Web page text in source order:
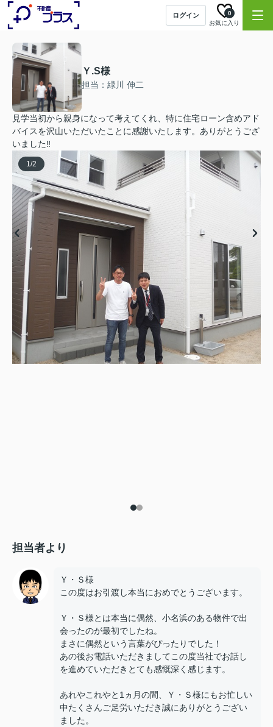
ログイン
お気に入り
0
Ｙ.S様
担当：緑川 伸二
見学当初から親身になって考えてくれ、特に住宅ローン含めアド
バイスを沢山いただいたことに感謝いたします。ありがとうござ
いました‼
1/2
担当者より
Ｙ・Ｓ様
この度はお引渡し本当におめでとうございます。
Ｙ・Ｓ様とは本当に偶然、小名浜のある物件で出
会ったのが最初でしたね。
まさに偶然という言葉がぴったりでした！
あの後お電話いただきましてこの度当社でお話し
を進めていただきとても感慨深く感じます。
あれやこれやと1ヵ月の間、Ｙ・Ｓ様にもお忙しい
中たくさんご足労いただき誠にありがとうござい
ました。